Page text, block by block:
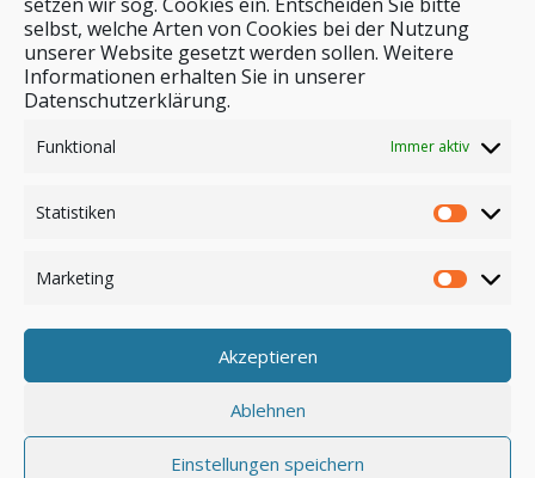
selbst, welche Arten von Cookies bei der Nutzung
unserer Website gesetzt werden sollen. Weitere
Informationen erhalten Sie in unserer
Datenschutzerklärung.
Funktional Immer aktiv
Statistiken
Marketing
Akzeptieren
Ablehnen
Einstellungen speichern
Stichwortsuche
Anmelden